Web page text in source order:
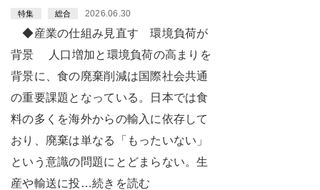
特集 総合 2026.06.30
◆産業の仕組み見直す 環境負荷が
背景 人口増加と環境負荷の高まりを
背景に、食の廃棄削減は国際社会共通
の重要課題となっている。日本では食
料の多くを海外からの輸入に依存して
おり、廃棄は単なる「もったいない」
という意識の問題にとどまらない。生
産や輸送に投…続きを読む